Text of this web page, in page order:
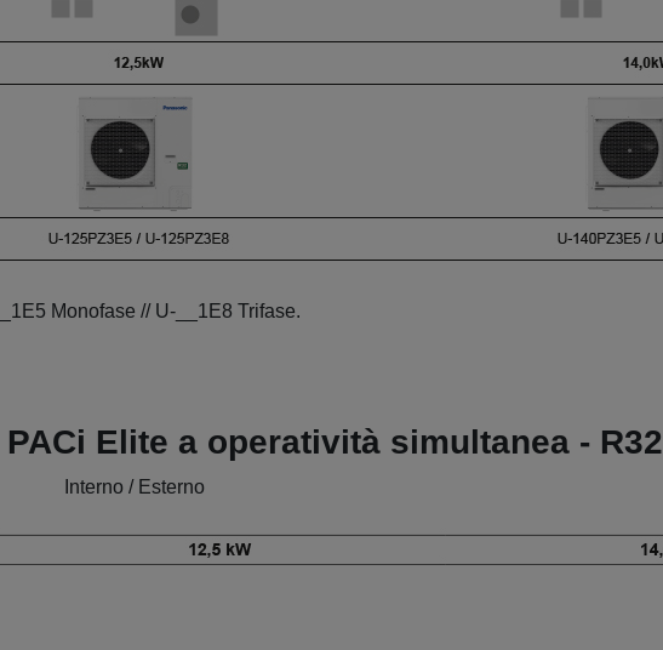
Monofase // U-__1E8 Trifase.
Elite a operatività simultanea - R32
Interno / Esterno